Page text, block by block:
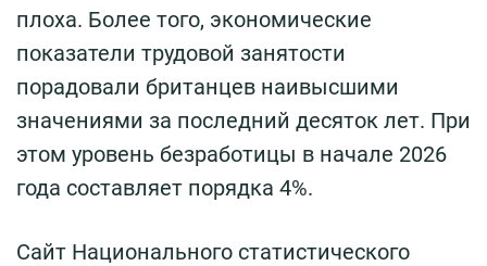
плоха. Более того, экономические
показатели трудовой занятости
порадовали британцев наивысшими
значениями за последний десяток лет. При
этом уровень безработицы в начале 2026
года составляет порядка 4%.
Сайт Национального статистического